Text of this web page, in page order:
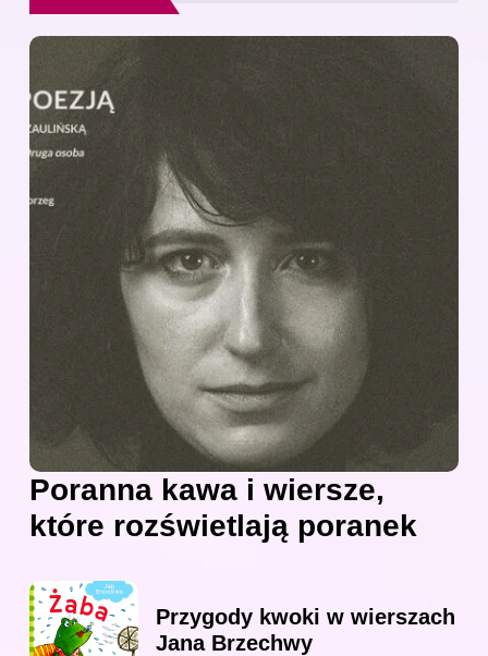
Poranna kawa i wiersze,
które rozświetlają poranek
Przygody kwoki w wierszach
Jana Brzechwy